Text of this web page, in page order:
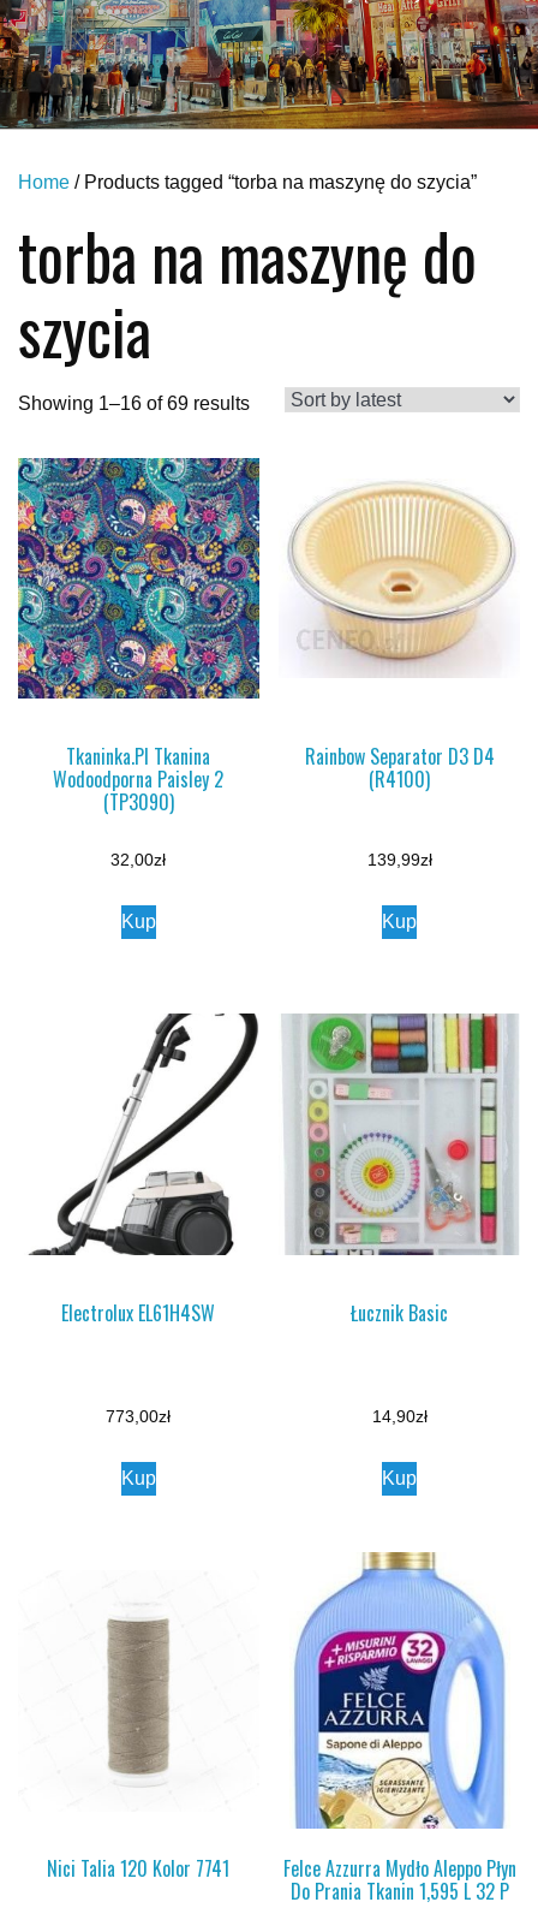
Home / Products tagged “torba na maszynę do szycia”
torba na maszynę do
szycia
Showing 1–16 of 69 results
Tkaninka.Pl Tkanina
Wodoodporna Paisley 2
(TP3090)
32,00zł
Kup
Rainbow Separator D3 D4
(R4100)
139,99zł
Kup
Electrolux EL61H4SW
773,00zł
Kup
Łucznik Basic
14,90zł
Kup
Nici Talia 120 Kolor 7741 Felce Azzurra Mydło Aleppo Płyn
Do Prania Tkanin 1,595 L 32 P